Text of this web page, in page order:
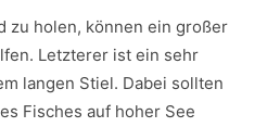
zu holen, können ein großer
Letzterer ist ein sehr
langen Stiel. Dabei sollten
Fisches auf hoher See